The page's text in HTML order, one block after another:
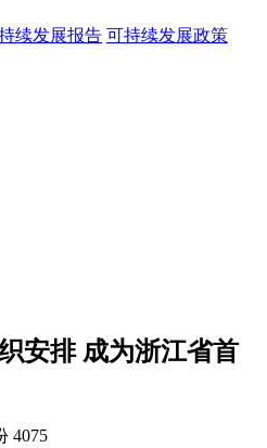
续发展报告 可持续发展政策
安排 成为浙江省首
4075